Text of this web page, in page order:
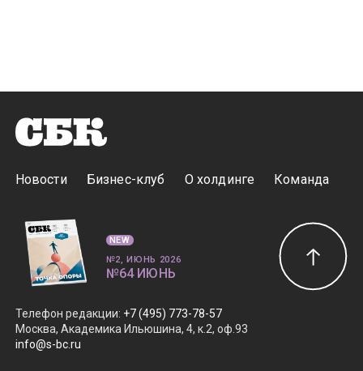
Новости Бизнес-клуб О холдинге Команда
Телефон редакции: +7 (495) 773-78-57
Москва, Академика Ильюшина, 4, к.2, оф.93
info@s-bc.ru
NEW
№2, ИЮНЬ 2026
№64 ИЮНЬ